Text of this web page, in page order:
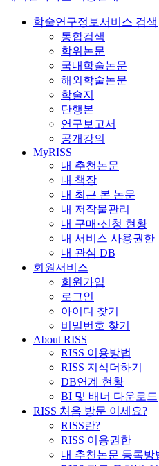
학술연구정보서비스 검색
통합검색
학위논문
국내학술논문
해외학술논문
학술지
단행본
연구보고서
공개강의
MyRISS
내 추천논문
내 책장
내 최근 본 논문
내 저작물관리
내 구매·신청 현황
내 서비스 사용권한
내 관심 DB
회원서비스
회원가입
로그인
아이디 찾기
비밀번호 찾기
About RISS
RISS 이용방법
RISS 지식더하기
DB연계 현황
BI 및 배너 다운로드
RISS 처음 방문 이세요?
RISS란?
RISS 이용권한
내 추천논문 등록방